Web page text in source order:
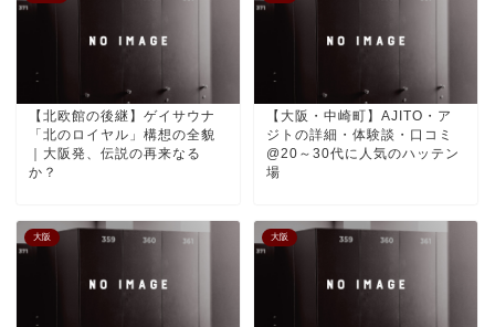
【北欧館の後継】ゲイサウナ
「北のロイヤル」構想の全貌
｜大阪発、伝説の再来なる
か？
【大阪・中崎町】AJITO・ア
ジトの詳細・体験談・口コミ
@20～30代に人気のハッテン
場
大阪 大阪